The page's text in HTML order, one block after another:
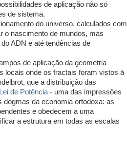
de aplicação não só
de sistema.
do universo, calculados com
o nascimento de mundos, mas
ADN e até tendências de
de aplicação da geometria
locais onde os fractais foram vistos à
que a distribuição das
Lei de Potência - uma das impressões
da economia ortodoxa: as
e obedecem a uma
a estrutura em todas as escalas